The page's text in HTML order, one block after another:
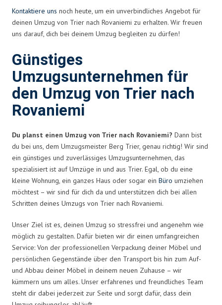
Kontaktiere uns noch heute, um ein unverbindliches Angebot für
deinen Umzug von Trier nach Rovaniemi zu erhalten. Wir freuen
uns darauf, dich bei deinem Umzug begleiten zu dürfen!
Günstiges
Umzugsunternehmen für
den Umzug von Trier nach
Rovaniemi
Du planst einen Umzug von Trier nach Rovaniemi? Dann bist
du bei uns, dem Umzugsmeister Berg Trier, genau richtig! Wir sind
ein günstiges und zuverlässiges Umzugsunternehmen, das
spezialisiert ist auf Umzüge in und aus Trier. Egal, ob du eine
kleine Wohnung, ein ganzes Haus oder sogar ein Büro umziehen
möchtest – wir sind für dich da und unterstützen dich bei allen
Schritten deines Umzugs von Trier nach Rovaniemi.
Unser Ziel ist es, deinen Umzug so stressfrei und angenehm wie
möglich zu gestalten. Dafür bieten wir dir einen umfangreichen
Service: Von der professionellen Verpackung deiner Möbel und
persönlichen Gegenstände über den Transport bis hin zum Auf-
und Abbau deiner Möbel in deinem neuen Zuhause – wir
kümmern uns um alles. Unser erfahrenes und freundliches Team
steht dir dabei jederzeit zur Seite und sorgt dafür, dass dein